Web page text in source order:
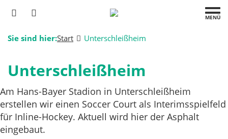
MENÜ
Sie sind hier:Start Unterschleißheim
Unterschleißheim
Am Hans-Bayer Stadion in Unterschleißheim
erstellen wir einen Soccer Court als Interimsspielfeld
für Inline-Hockey. Aktuell wird hier der Asphalt
eingebaut.